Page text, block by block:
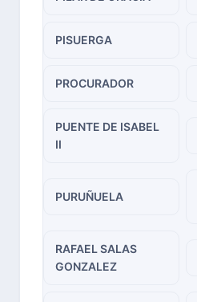
PISUERGA
PROCURADOR
PUENTE DE ISABEL
II
PURUÑUELA
RAFAEL SALAS
GONZALEZ